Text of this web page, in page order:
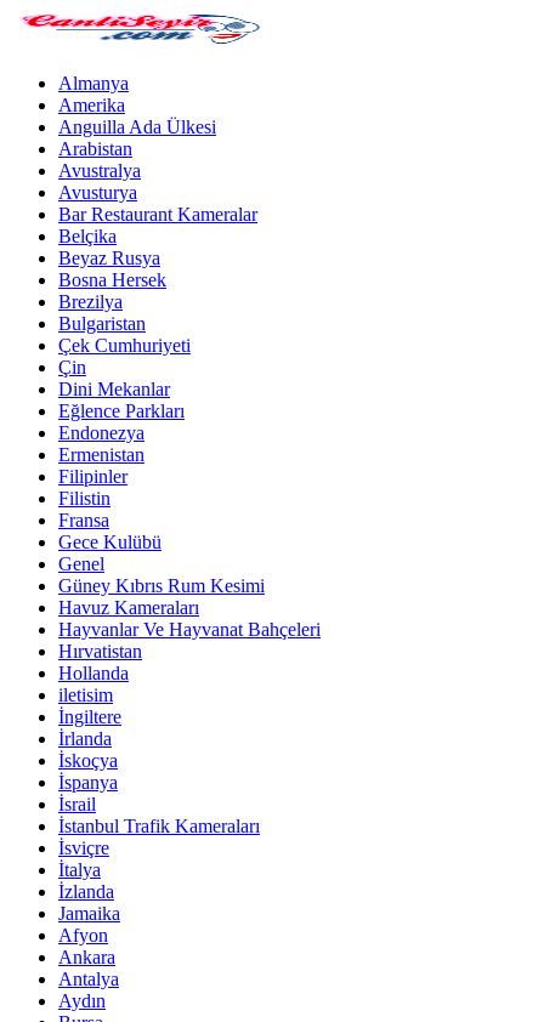
Almanya
Amerika
Anguilla Ada Ülkesi
Arabistan
Avustralya
Avusturya
Bar Restaurant Kameralar
Belçika
Beyaz Rusya
Bosna Hersek
Brezilya
Bulgaristan
Çek Cumhuriyeti
Çin
Dini Mekanlar
Eğlence Parkları
Endonezya
Ermenistan
Filipinler
Filistin
Fransa
Gece Kulübü
Genel
Güney Kıbrıs Rum Kesimi
Havuz Kameraları
Hayvanlar Ve Hayvanat Bahçeleri
Hırvatistan
Hollanda
iletisim
İngiltere
İrlanda
İskoçya
İspanya
İsrail
İstanbul Trafik Kameraları
İsviçre
İtalya
İzlanda
Jamaika
Afyon
Ankara
Antalya
Aydın